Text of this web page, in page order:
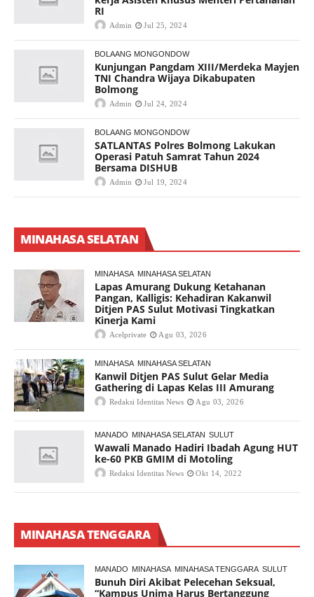
RI
Admin Jul 25, 2024
BOLAANG MONGONDOW
Kunjungan Pangdam XIII/Merdeka Mayjen
TNI Chandra Wijaya Dikabupaten
Bolmong
Admin Jul 24, 2024
BOLAANG MONGONDOW
SATLANTAS Polres Bolmong Lakukan
Operasi Patuh Samrat Tahun 2024
Bersama DISHUB
Admin Jul 19, 2024
MINAHASA SELATAN
MINAHASA MINAHASA SELATAN
Lapas Amurang Dukung Ketahanan
Pangan, Kalligis: Kehadiran Kakanwil
Ditjen PAS Sulut Motivasi Tingkatkan
Kinerja Kami
Acelprivate Agu 03, 2026
MINAHASA MINAHASA SELATAN
Kanwil Ditjen PAS Sulut Gelar Media
Gathering di Lapas Kelas III Amurang
Redaksi Identitas News Agu 03, 2026
MANADO MINAHASA SELATAN SULUT
Wawali Manado Hadiri Ibadah Agung HUT
ke-60 PKB GMIM di Motoling
Redaksi Identitas News Okt 14, 2022
MINAHASA TENGGARA
MANADO MINAHASA MINAHASA TENGGARA SULUT
Bunuh Diri Akibat Pelecehan Seksual,
“Kampus Unima Harus Bertanggung